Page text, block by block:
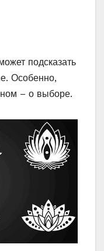
подсказать
Особенно,
– о выборе.